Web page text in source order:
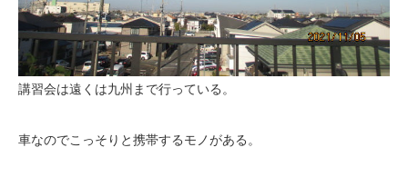
講習会は遠くは九州まで行っている。
車なのでこっそりと携帯するモノがある。